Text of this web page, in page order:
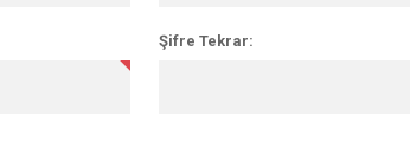
Şifre Tekrar: